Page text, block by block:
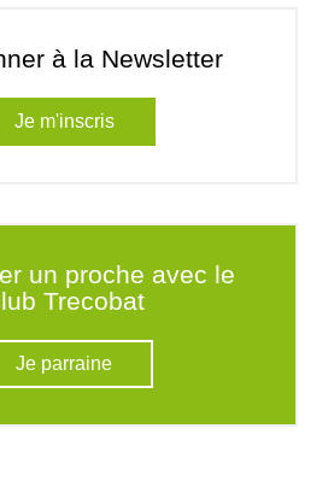
à la Newsletter
Je m'inscris
un proche avec le
Trecobat
Je parraine